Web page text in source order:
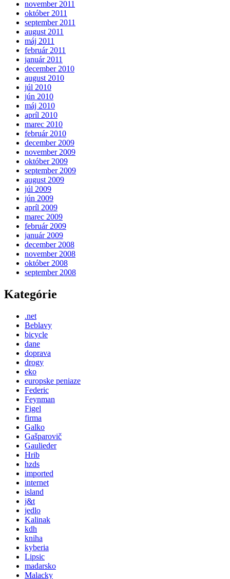
november 2011
október 2011
september 2011
august 2011
máj 2011
február 2011
január 2011
december 2010
august 2010
júl 2010
jún 2010
máj 2010
apríl 2010
marec 2010
február 2010
december 2009
november 2009
október 2009
september 2009
august 2009
júl 2009
jún 2009
apríl 2009
marec 2009
február 2009
január 2009
december 2008
november 2008
október 2008
september 2008
Kategórie
.net
Beblavy
bicycle
dane
doprava
drogy
eko
europske peniaze
Federic
Feynman
Figel
firma
Galko
Gašparovič
Gaulieder
Hrib
hzds
imported
internet
island
j&t
jedlo
Kalinak
kdh
kniha
kyberia
Lipsic
madarsko
Malacky